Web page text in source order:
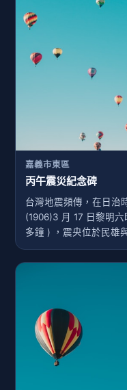
嘉義市東區
丙午震災紀念碑
台灣地震頻傳，在日治
(1906)3 月 17 日黎明
多鐘 ) ，震央位於民雄
損嚴重，大小餘震不斷
建築物大半毀於地震。